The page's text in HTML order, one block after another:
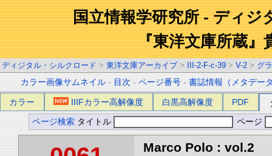
国立情報学研究所 - ディジ
『東洋文庫所蔵』
ディジタル・シルクロード > 東洋文庫アーカイブ > III-2-F-c-39 > V-2 > グ
カラー画像サムネイル - 目次 -ページ番号 -書誌情報（メタデー
カラー IIIFカラー高解像度 白黒高解像度 PDF
ページ検索 タイトル ページ
Marco Polo : vol.2